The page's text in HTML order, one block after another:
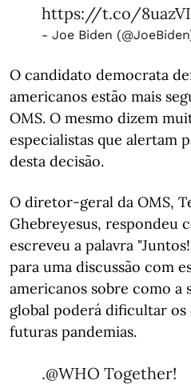
https://t.co/
- Joe Biden
O candidato democrata
americanos estão mais
OMS. O mesmo dizem
especialistas que alertam
desta decisão.
O diretor-geral da OMS,
Ghebreyesus, respondeu
escreveu a palavra
para uma discussão com
americanos sobre como a
global poderá dificultar
futuras pandemias.
.@WHO Together!